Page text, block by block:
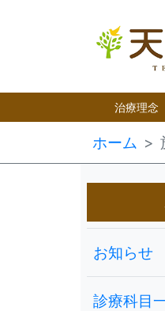
治療理念
ホーム
お知らせ
診療科目